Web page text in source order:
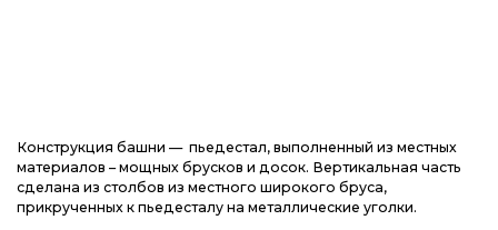
Конструкция башни — пьедестал, выполненный из местных
материалов – мощных брусков и досок. Вертикальная часть
сделана из столбов из местного широкого бруса,
прикрученных к пьедесталу на металлические уголки.